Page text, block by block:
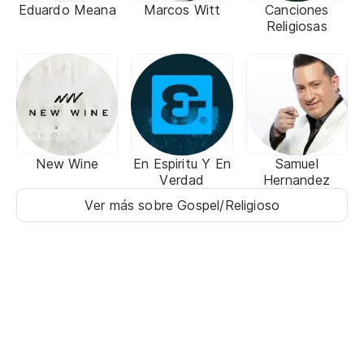
Eduardo Meana Marcos Witt
Canciones
Religiosas
New Wine
En Espiritu Y En
Verdad
Samuel
Hernandez
Ver más sobre Gospel/Religioso